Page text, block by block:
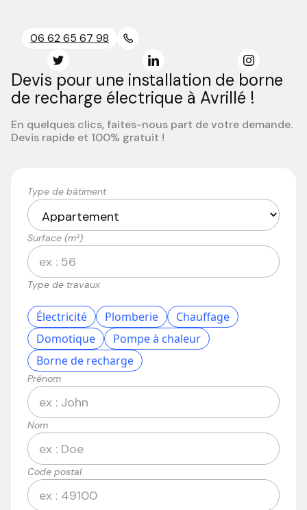
06 62 65 67 98
Devis pour une installation de borne
de recharge électrique à Avrillé !
En quelques clics, faites-nous part de votre demande.
Devis rapide et 100% gratuit !
Type de bâtiment
Surface (m²)
Type de travaux
Électricité Plomberie
Chauffage
Domotique
Pompe à chaleur
Borne de recharge
Prénom
Nom
Code postal